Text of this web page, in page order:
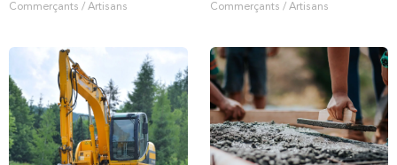
Commerçants / Artisans Commerçants / Artisans